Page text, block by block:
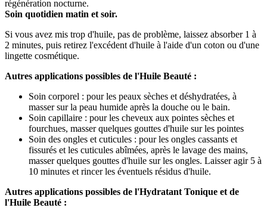
régénération nocturne.
Soin quotidien matin et soir.
Si vous avez mis trop d'huile, pas de problème, laissez absorber 1 à
2 minutes, puis retirez l'excédent d'huile à l'aide d'un coton ou d'une
lingette cosmétique.
Autres applications possibles de l'Huile Beauté :
Soin corporel : pour les peaux sèches et déshydratées, à
masser sur la peau humide après la douche ou le bain.
Soin capillaire : pour les cheveux aux pointes sèches et
fourchues, masser quelques gouttes d'huile sur les pointes
Soin des ongles et cuticules : pour les ongles cassants et
fissurés et les cuticules abîmées, après le lavage des mains,
masser quelques gouttes d'huile sur les ongles. Laisser agir 5 à
10 minutes et rincer les éventuels résidus d'huile.
Autres applications possibles de l'Hydratant Tonique et de
l'Huile Beauté :